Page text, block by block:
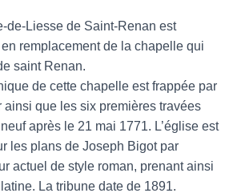
de-Liesse de Saint-Renan est
remplacement de la chapelle qui
saint Renan.
de cette chapelle est frappée par
ainsi que les six premières travées
après le 21 mai 1771. L’église est
les plans de Joseph Bigot par
actuel de style roman, prenant ainsi
latine. La tribune date de 1891.